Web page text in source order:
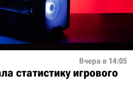
Вчера в 14:05
статистику игрового